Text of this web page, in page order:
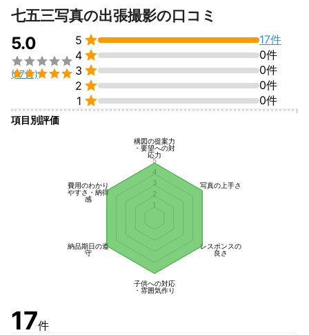
これまでの実績
≪直近  2019～2020≫
・㈱蔦谷書店　六本松店（TSUTAYA）
・磯貝、しらすくじらグループ
・鴻和法律事務所
・碇法律事務所
・伊都きんぐ（㈱エモテント様）
・㈱BCC（RKBホールディングス）
・ラーメン雷蔵
・コカコーラボトラーズジャパン㈱（檸檬堂ポスター）
・㈱楽天（楽天PAYの撮影）
・MissJapan（有名なミスコン）
・フジテレビ、TBS、NHK等に写真素材提供
お宮参り等）
・松井酒造㈱
・コカコーラボトラーズジャパン㈱（檸檬堂ポスター）
すべて見る
七五三写真の出張撮影の口コミ
5.0


(17件)
5 
17件
4 
0件
3 
0件
2 
0件
1  0件
項目別評価
構図の提案力
・要望への対
応力
写真の上手さ
レスポンスの
良さ
子供への対応
・雰囲気作り
納品期日の遵
守
費用のわかり
やすさ・納得
感
1
2
3
4
5
17件